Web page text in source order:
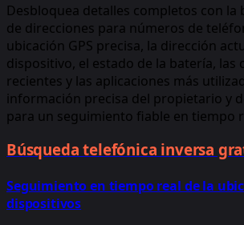
Desbloquea detalles completos con la
de direcciones para números de
ubicación GPS precisa, la dirección
dispositivo, el estado de la batería, las
recientes y las aplicaciones más
información precisa del propietario y
para un seguimiento fiable en tiempo
Búsqueda telefónica inversa
Seguimiento en tiempo real de la
dispositivos